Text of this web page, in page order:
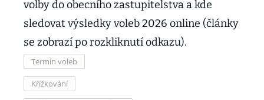
volby do obecního zastupitelstva a kde
sledovat výsledky voleb 2026 online (články
se zobrazí po rozkliknutí odkazu).
Termín voleb
Křížkování